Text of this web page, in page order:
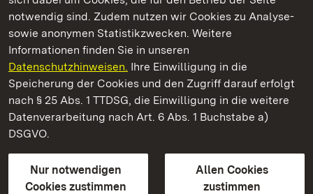
notwendig sind. Zudem nutzen wir Cookies zu Analyse-
sowie anonymen Statistikzwecken. Weitere
Informationen finden Sie in unseren
Datenschutzhinweisen. Ihre Einwilligung in die
Speicherung der Cookies und den Zugriff darauf erfolgt
nach § 25 Abs. 1 TTDSG, die Einwilligung in die weitere
Datenverarbeitung nach Art. 6 Abs. 1 Buchstabe a)
DSGVO.
Nur notwendigen
Cookies zustimmen
Allen Cookies
zustimmen
Staatliche Schlösser und Gärten Baden-Württemberg
Staatliche Schlösser und Gärten Baden-Württemberg
Kontakt
GebärdenspracheLeichte Sprache
Erklärung zur Barrierefreiheit
BITV-konform (geprüfte Seiten)